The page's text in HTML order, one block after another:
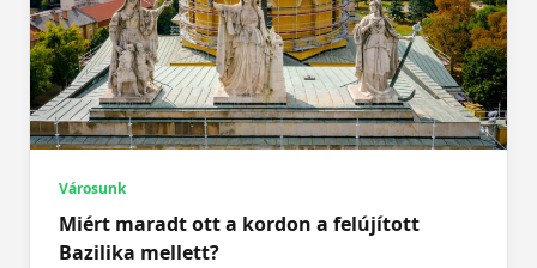
Városunk
Miért maradt ott a kordon a felújított
Bazilika mellett?